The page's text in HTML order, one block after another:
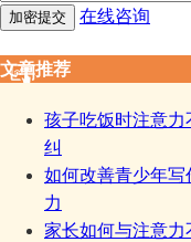
在线咨询
文章推荐
孩子吃饭时注意力
纠
如何改善青少年写
力
家长如何与注意力